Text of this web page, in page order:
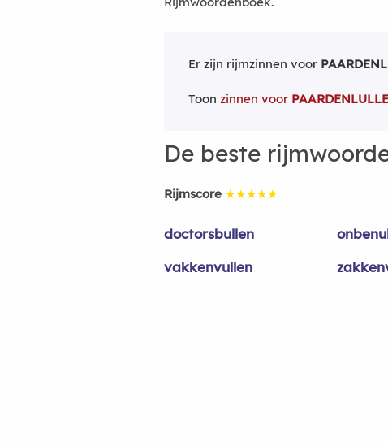
Er zijn rijmzinnen voor
Toon zinnen voor
De beste
Rijmscore ★★★★★
doctorsbullen
vakkenvullen